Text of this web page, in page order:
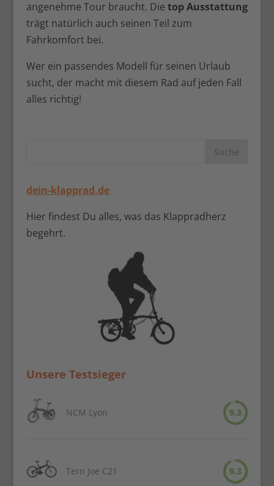
angenehme Tour braucht. Die top Ausstattung
trägt natürlich auch seinen Teil zum
Fahrkomfort bei.
Wer ein passendes Modell für seinen Urlaub
sucht, der macht mit diesem Rad auf jeden Fall
alles richtig!
dein-klapprad.de
Hier findest Du alles, was das Klappradherz
begehrt.
Unsere Testsieger
NCM Lyon 9.3
Tern Joe C21 9.3